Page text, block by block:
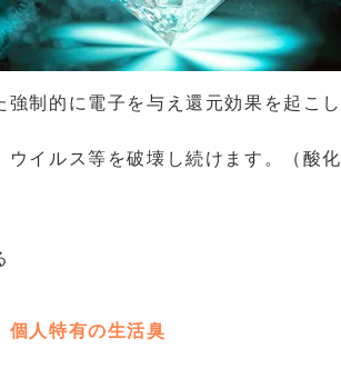
制的に電子を与え還元効果を起こし
イルス等を破壊し続けます。（酸化
人特有の生活臭